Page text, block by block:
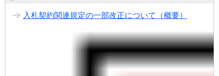
入札契約関連規定の一部改正について（概要）